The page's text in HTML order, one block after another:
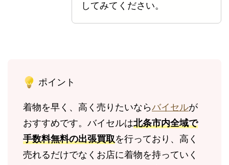
してみてください。
ポイント
着物を早く、高く売りたいならバイセルが
おすすめです。バイセルは北条市内全域で
手数料無料の出張買取を行っており、高く
売れるだけでなくお店に着物を持っていく